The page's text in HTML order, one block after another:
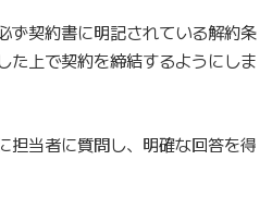
ず契約書に明記されている解約条
た上で契約を締結するようにしま
担当者に質問し、明確な回答を得